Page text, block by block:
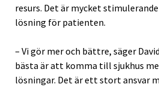
resurs. Det är mycket
lösning för patienten.
– Vi gör mer och bättre, säger
bästa är att komma till sjukhus
lösningar. Det är ett stort ansvar